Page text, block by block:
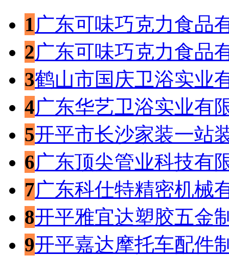
1 广东可味巧克力食品
2广东可味巧克力食品
3鹤山市国庆卫浴实业
4广东华艺卫浴实业有
5开平市长沙家装一站
6广东顶尖管业科技有
7广东科仕特精密机械
8开平雅宜达塑胶五金
9开平嘉达摩托车配件